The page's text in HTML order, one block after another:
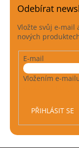
Odebírat
Vložte svůj e-mail
nových
E-mail
Vložením e-
PŘIHLÁSIT SE